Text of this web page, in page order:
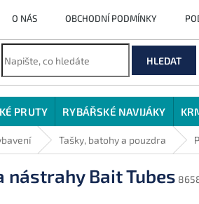
O NÁS OBCHODNÍ PODMÍNKY
HLEDAT
PRUTY RYBÁŘSKÉ NAVIJÁKY
Tašky, batohy a pouzdra
nástrahy Bait Tubes